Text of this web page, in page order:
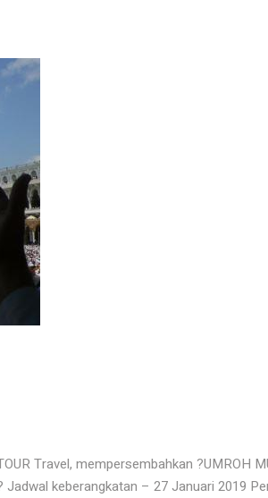
Travel, mempersembahkan ?UMROH
keberangkatan – 27 Januari 2019